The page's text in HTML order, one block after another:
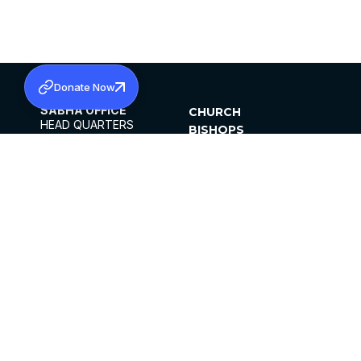
SABHA OFFICE
HEAD QUARTERS
CHURCH
BISHOPS
Donate Now